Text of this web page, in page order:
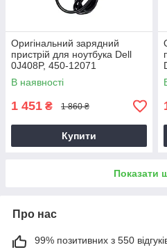
Оригінальний зарядний
пристрій для ноутбука Dell
0J408P, 450-12071
В наявності
1 451 ₴ 1 860 ₴
Купити
Показати
Про нас
99% позитивних з 550